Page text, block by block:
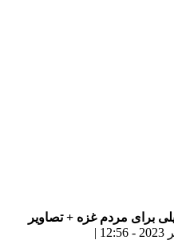
برای مردم غزه + تصاویر
|